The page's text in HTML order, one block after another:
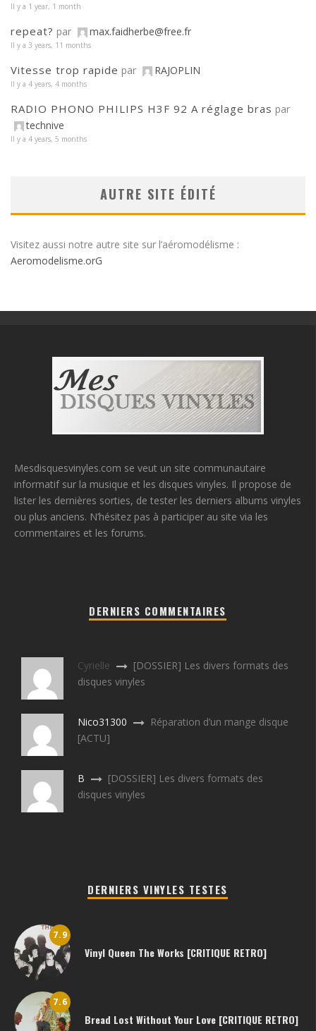
Il y a 1 year, 1 month
repeat? par max.faidherbe@free.fr
Il y a 3 years, 11 months
Vitesse trop rapide par RAJOPLIN
Il y a 4 years, 4 months
RADIO PHONO PHILIPS H3F 92 A réglage bras par
technive
Il y a 4 years, 5 months
AUTRE SITE ÉDITÉ
Visitez aussi notre autre site sur l’aéromodélisme :
Aeromodelisme.orG
Mesdisquesvinyles.com se veut un site communautaire
informatif sur la musique et les disques vinyles. Il propose de
lister les dernières sorties, de tester les derniers albums vinyles
ou plus anciens. N’hésitez pas à participer au site via les
commentaires et les forums.
DERNIERS COMMENTAIRES
Cyrielle
[DOSSIER] Les divers formats des
disques vinyles
Nico31300
Réparation d’un mange disque
[ACTU]
B
[DOSSIER] Les divers formats des
disques vinyles
DERNIERS VINYLES TESTES
7.9
Vinyl Queen The Works [CRITIQUE RETRO]
7.6
Bread Lost Without Your Love [CRITIQUE RETRO]